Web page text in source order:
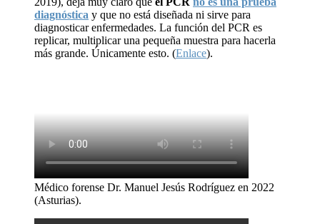
diagnóstica y que no está diseñada ni sirve para
diagnosticar enfermedades. La función del PCR es
replicar, multiplicar una pequeña muestra para hacerla
más grande. Únicamente esto. (Enlace).
Médico forense Dr. Manuel Jesús Rodríguez en 2022
(Asturias).